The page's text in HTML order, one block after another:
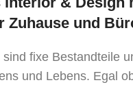
Zuhause und
fixe Bestandteile
und Lebens. Egal